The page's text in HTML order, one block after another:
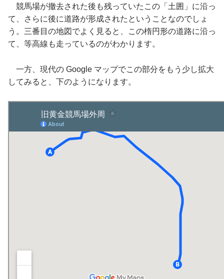
競馬場が撤去された後も残っていたこの「土囲」に沿っ
て、さらに後に道路が形成されたということなのでしょ
う。三番目の地図でよく見ると、この楕円形の道路に沿っ
て、等高線も走っているのがわかります。
一方、現代の Google マップでこの部分をもう少し拡大
してみると、下のようになります。